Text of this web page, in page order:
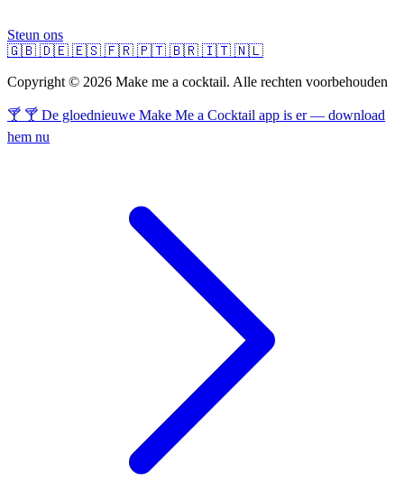
Steun ons
🇬🇧 🇩🇪 🇪🇸 🇫🇷 🇵🇹 🇧🇷 🇮🇹 🇳🇱
Copyright © 2026 Make me a cocktail. Alle rechten voorbehouden
🍸 🍸 De gloednieuwe Make Me a Cocktail app is er — download
hem nu